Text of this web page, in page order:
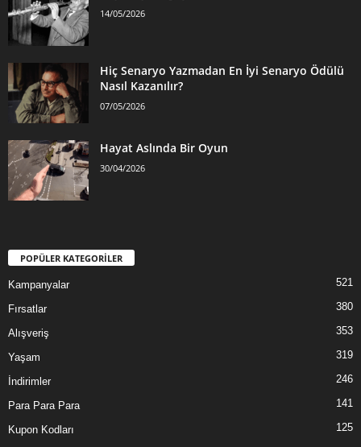
14/05/2026
Hiç Senaryo Yazmadan En İyi Senaryo Ödülü
Nasıl Kazanılır?
07/05/2026
Hayat Aslında Bir Oyun
30/04/2026
POPÜLER KATEGORİLER
Kampanyalar 521
Fırsatlar 380
Alışveriş 353
Yaşam 319
İndirimler 246
Para Para Para 141
Kupon Kodları 125